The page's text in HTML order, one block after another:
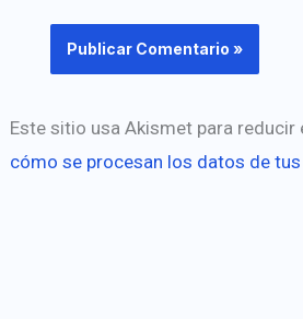
Este sitio usa Akismet para reducir
cómo se procesan los datos de